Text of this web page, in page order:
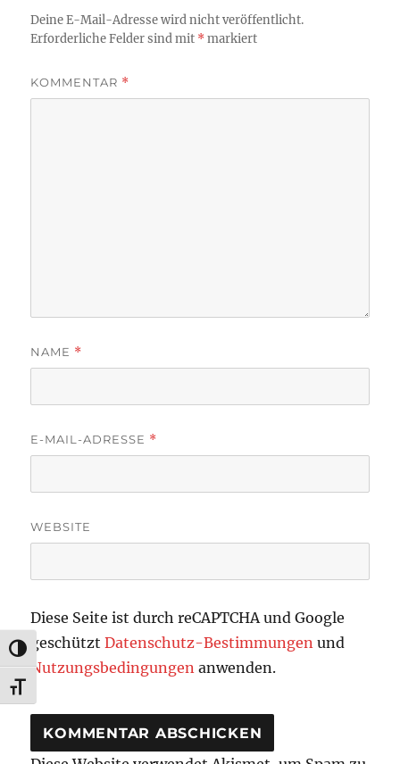
UMSCHALTEN AUF HOHE KONTRASTE
SCHRIFT VERGRÖSSERN
Deine E-Mail-Adresse wird nicht veröffentlicht.
Erforderliche Felder sind mit *markiert
KOMMENTAR *
NAME *
E-MAIL-ADRESSE *
WEBSITE
Diese Seite ist durch reCAPTCHA und Google
geschütztDatenschutz-Bestimmungen und
Nutzungsbedingungen anwenden.